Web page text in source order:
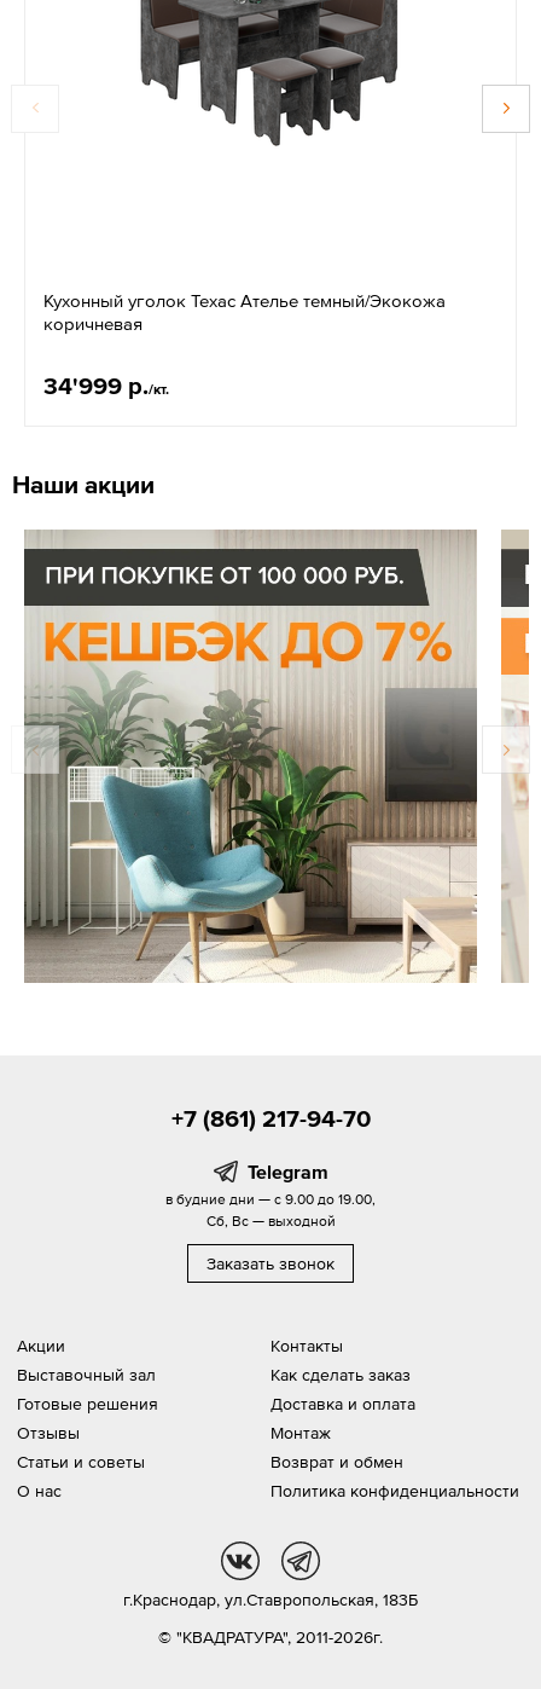
Кухонный уголок Техас Ателье темный/Экокожа
коричневая
34'999 р./кт.
Наши акции
Акции
Выставочный зал
Готовые решения
Отзывы
Статьи и советы
О нас
Контакты
Как сделать заказ
Доставка и оплата
Монтаж
Возврат и обмен
Политика конфиденциальности
+7 (861) 217-94-70
Telegram
в будние дни — с 9.00 до 19.00,
Сб, Вс — выходной
Заказать звонок
© "КВАДРАТУРА", 2011-2026г.
г.Краснодар, ул.Ставропольская, 183Б
vk